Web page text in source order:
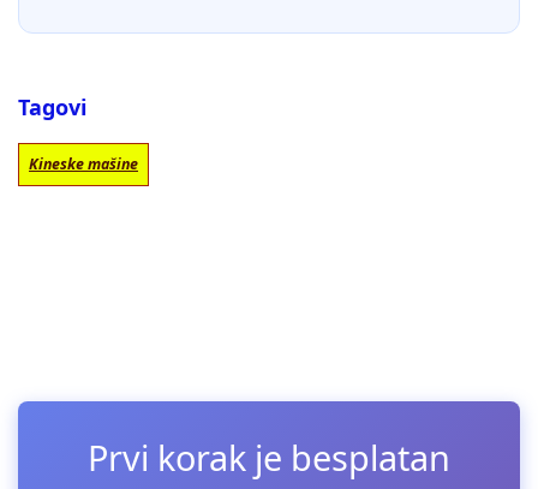
Tagovi
Kineske mašine
Prvi korak je besplatan